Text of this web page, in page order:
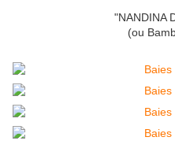
"NANDINA
(ou